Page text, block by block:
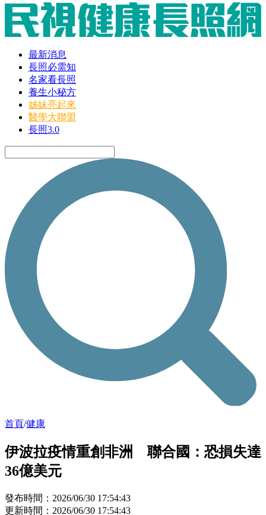
最新消息
長照必需知
名家看長照
養生小秘方
姊妹亮起來
醫學大聯盟
長照3.0
首頁/健康
伊波拉疫情重創非洲 聯合國：恐損失達
36億美元
發布時間：2026/06/30 17:54:43
更新時間：2026/06/30 17:54:43